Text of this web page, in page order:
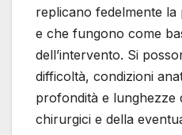
replicano fedelmente la
e che fungono come
dell’intervento. Si
difficoltà, condizioni
profondità e lunghezze
chirurgici e della